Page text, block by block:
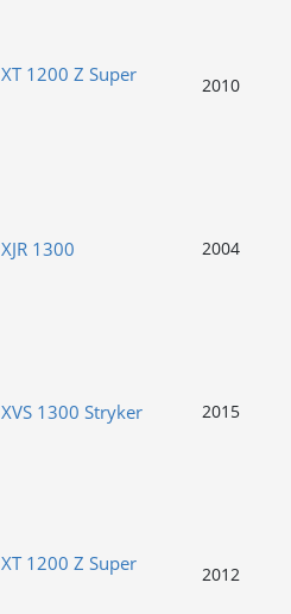
XT 1200 Z Super
2010
XJR 1300 2004
XVS 1300 Stryker 2015
XT 1200 Z Super
2012